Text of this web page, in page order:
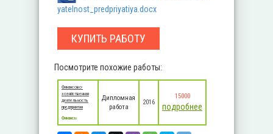
yatelnost_predpriyatiya.docx
КУПИТЬ РАБОТУ
Посмотрите похожие работы:
Финансово-
хозяйственная
деятельность
предприятия
Финансы
Дипломная
работа
2016
15000
подробнее